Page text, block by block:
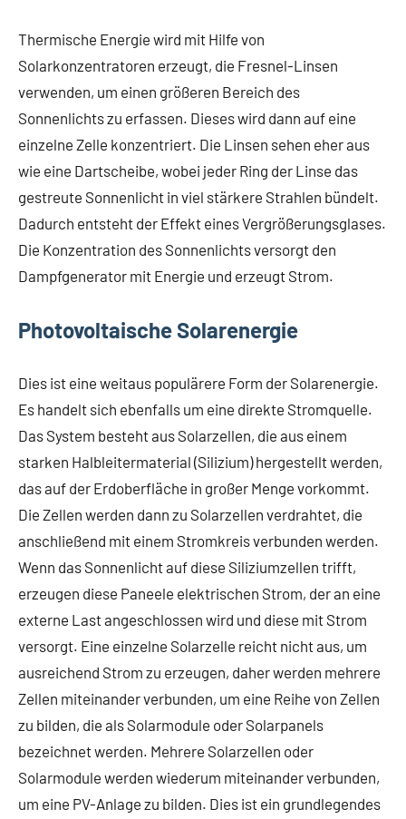
Thermische Energie wird mit Hilfe von
Solarkonzentratoren erzeugt, die Fresnel-Linsen
verwenden, um einen größeren Bereich des
Sonnenlichts zu erfassen. Dieses wird dann auf eine
einzelne Zelle konzentriert. Die Linsen sehen eher aus
wie eine Dartscheibe, wobei jeder Ring der Linse das
gestreute Sonnenlicht in viel stärkere Strahlen bündelt.
Dadurch entsteht der Effekt eines Vergrößerungsglases.
Die Konzentration des Sonnenlichts versorgt den
Dampfgenerator mit Energie und erzeugt Strom.
Photovoltaische Solarenergie
Dies ist eine weitaus populärere Form der Solarenergie.
Es handelt sich ebenfalls um eine direkte Stromquelle.
Das System besteht aus Solarzellen, die aus einem
starken Halbleitermaterial (Silizium) hergestellt werden,
das auf der Erdoberfläche in großer Menge vorkommt.
Die Zellen werden dann zu Solarzellen verdrahtet, die
anschließend mit einem Stromkreis verbunden werden.
Wenn das Sonnenlicht auf diese Siliziumzellen trifft,
erzeugen diese Paneele elektrischen Strom, der an eine
externe Last angeschlossen wird und diese mit Strom
versorgt. Eine einzelne Solarzelle reicht nicht aus, um
ausreichend Strom zu erzeugen, daher werden mehrere
Zellen miteinander verbunden, um eine Reihe von Zellen
zu bilden, die als Solarmodule oder Solarpanels
bezeichnet werden. Mehrere Solarzellen oder
Solarmodule werden wiederum miteinander verbunden,
um eine PV-Anlage zu bilden. Dies ist ein grundlegendes